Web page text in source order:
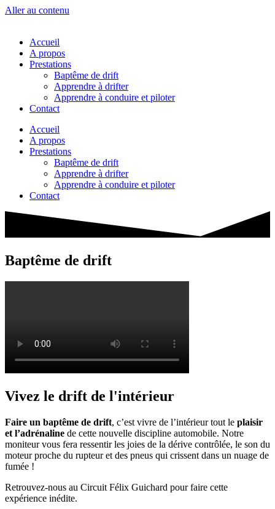
Aller au contenu
Accueil
A propos
Prestations
Baptême de drift
Apprendre à drifter
Apprendre à conduire et piloter
Contact
Accueil
A propos
Prestations
Baptême de drift
Apprendre à drifter
Apprendre à conduire et piloter
Contact
Baptême de drift
Vivez le drift de l'intérieur
Faire un baptême de drift, c’est vivre de l’intérieur tout le plaisir
et l’adrénaline de cette nouvelle discipline automobile. Notre
moniteur vous fera ressentir les joies de la dérive contrôlée, le son du
moteur proche du rupteur et des pneus qui crissent dans un nuage de
fumée !
Retrouvez-nous au Circuit Félix Guichard pour faire cette
expérience inédite.